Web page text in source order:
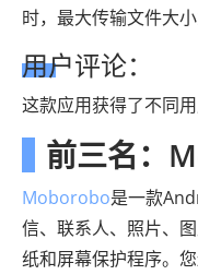
时，最大传输文件大小
用户评论：
这款应用获得了不同
前三名：
Moborobo是一款
信、联系人、照片、
纸和屏幕保护程序。